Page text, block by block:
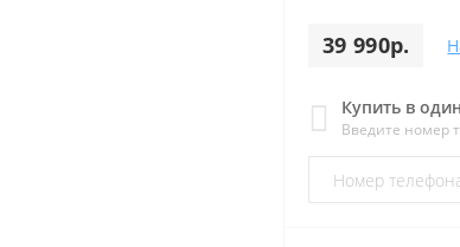
39 990р.
Купить в
Введите номер